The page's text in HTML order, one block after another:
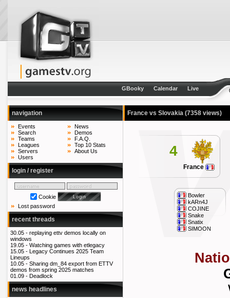
GBooky Calendar Live
navigation
Events
Search
Teams
Leagues
Servers
Users
News
Demos
F.A.Q.
Top 10 Stats
About Us
login / register
Cookie
Lost password
recent threads
30.05 - replaying ettv demos locally on
windows
19.05 - Watching games with etlegacy
15.05 - Legacy Continues 2025 Team
Lineups
10.05 - Sharing dm_84 export from ETTV
demos from spring 2025 matches
01.09 - Deadlock
news headlines
France vs Slovakia (7358 views)
4
France
Bowler
kARn4J
COJINE
Snake
Snatix
SIMOON